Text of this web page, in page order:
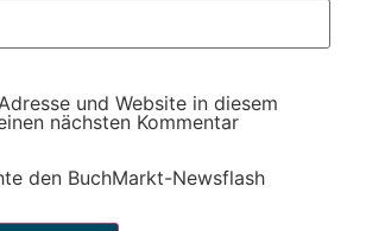
und Website in diesem
nächsten Kommentar
den BuchMarkt-Newsflash